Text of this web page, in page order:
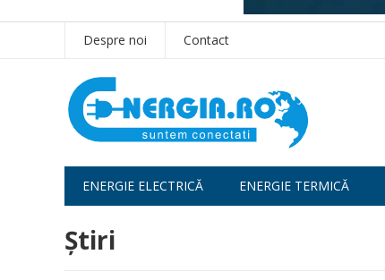
Despre noi Contact
ENERGIE ELECTRICĂ ENERGIE TERMICĂ
Știri